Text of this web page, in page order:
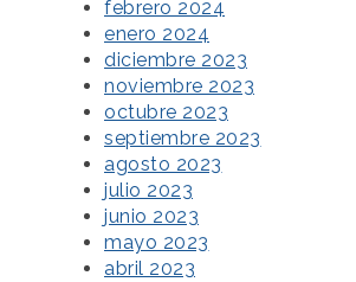
febrero 2024
enero 2024
diciembre 2023
noviembre 2023
octubre 2023
septiembre 2023
agosto 2023
julio 2023
junio 2023
mayo 2023
abril 2023